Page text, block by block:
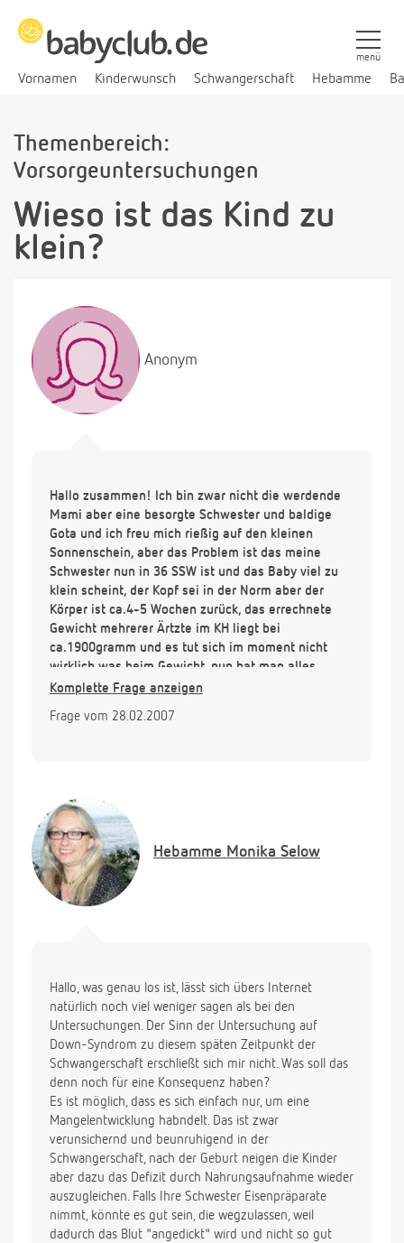
Vornamen Kinderwunsch Schwangerschaft Hebamme
menü
Themenbereich:
Vorsorgeuntersuchungen
Wieso ist das Kind zu
klein?
Anonym
Hallo zusammen! Ich bin zwar nicht die werdende
Mami aber eine besorgte Schwester und baldige
Gota und ich freu mich rießig auf den kleinen
Sonnenschein, aber das Problem ist das meine
Schwester nun in 36 SSW ist und das Baby viel zu
klein scheint, der Kopf sei in der Norm aber der
Körper ist ca.4-5 Wochen zurück, das errechnete
Gewicht mehrerer Ärtzte im KH liegt bei
ca.1900gramm und es tut sich im moment nicht
wirklich was beim Gewicht, nun hat man alles
abgemessen die Blutströme, Augenabstände,
war hervorragend),aber irgendetwas scheint nicht
zu können, sie hat schreckliche Angst, was ist da
los?
Komplette Frage anzeigen
Frage vom 28.02.2007
Hebamme Monika Selow
Hallo, was genau los ist, lässt sich übers Internet
natürlich noch viel weniger sagen als bei den
Untersuchungen. Der Sinn der Untersuchung auf
Down-Syndrom zu diesem späten Zeitpunkt der
Schwangerschaft erschließt sich mir nicht. Was soll das
denn noch für eine Konsequenz haben?
Es ist möglich, dass es sich einfach nur, um eine
Mangelentwicklung habndelt. Das ist zwar
verunsichernd und beunruhigend in der
Schwangerschaft, nach der Geburt neigen die Kinder
aber dazu das Defizit durch Nahrungsaufnahme wieder
auszugleichen. Falls Ihre Schwester Eisenpräparate
nimmt, könnte es gut sein, die wegzulassen, weil
dadurch das Blut "angedickt" wird und nicht so gut